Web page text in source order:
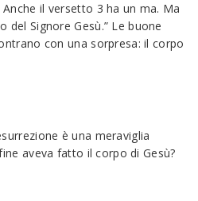
il versetto 3 ha un ma. Ma
del Signore Gesù.” Le buone
con una sorpresa: il corpo
è una meraviglia
aveva fatto il corpo di Gesù?